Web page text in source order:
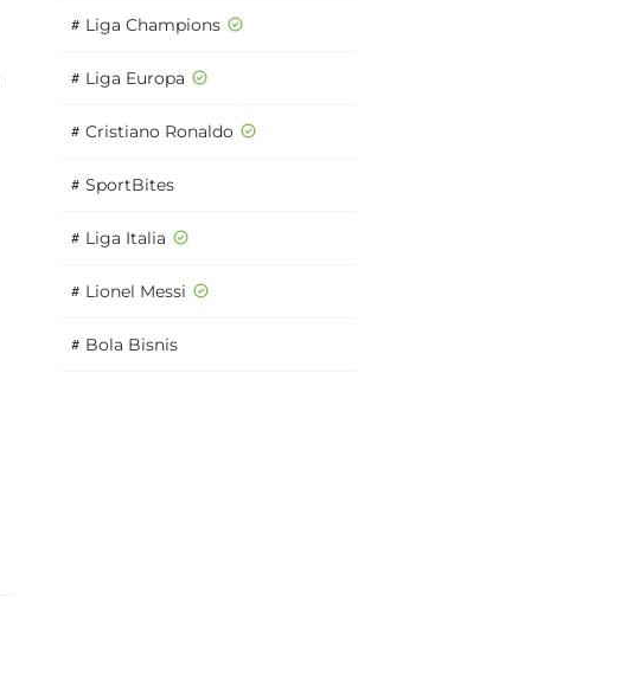
# Liga Champions
# Liga Europa
# Cristiano Ronaldo
# SportBites
# Liga Italia
# Lionel Messi
# Bola Bisnis